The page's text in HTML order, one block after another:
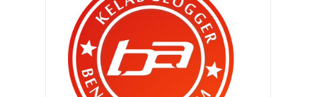
Sukan malam pembunuh senyap ?
Gulp !
Lebih 6 tahun aku di Sepang tapi
iPhone 11 atau Samsung Note 10 ?